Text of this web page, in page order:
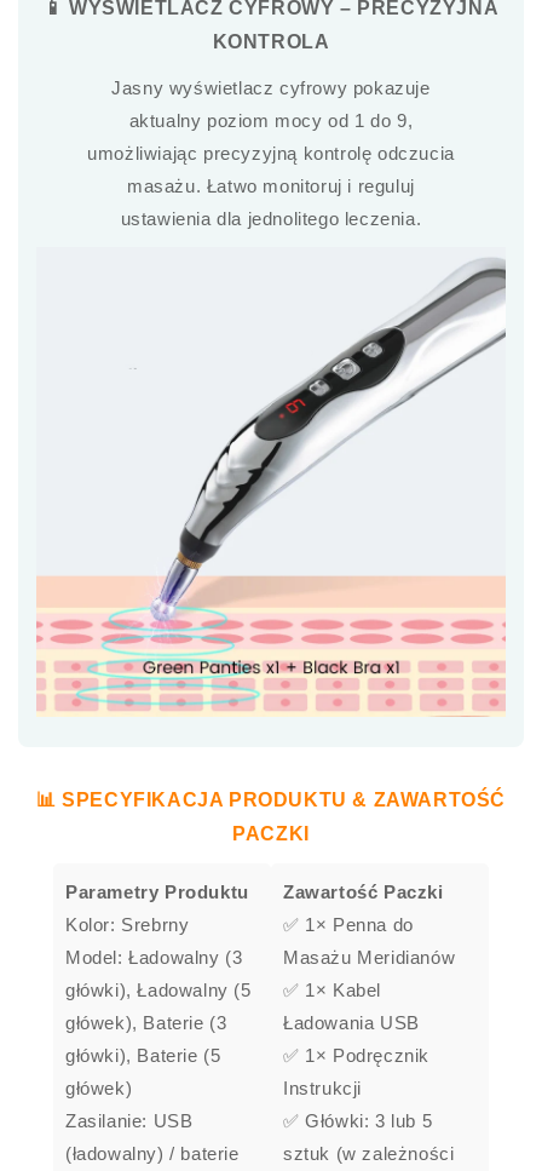
📱 WYŚWIETLACZ CYFROWY – PRECYZYJNA
KONTROLA
Jasny wyświetlacz cyfrowy pokazuje
aktualny poziom mocy od 1 do 9,
umożliwiając precyzyjną kontrolę odczucia
masażu. Łatwo monitoruj i reguluj
ustawienia dla jednolitego leczenia.
📊 SPECYFIKACJA PRODUKTU & ZAWARTOŚĆ
PACZKI
Parametry Produktu
Kolor: Srebrny
Model: Ładowalny (3
główki), Ładowalny (5
główek), Baterie (3
główki), Baterie (5
główek)
Zasilanie: USB
(ładowalny) / baterie
Zawartość Paczki
✅ 1× Penna do
Masażu Meridianów
✅ 1× Kabel
Ładowania USB
✅ 1× Podręcznik
Instrukcji
✅ Główki: 3 lub 5
sztuk (w zależności